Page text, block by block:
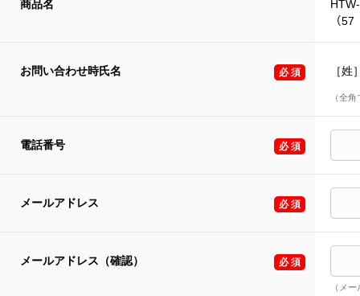
商品名
（
お問い合わせ時氏名 ［姓
（全
電話番号
メールアドレス
メールアドレス（確認）
（メ